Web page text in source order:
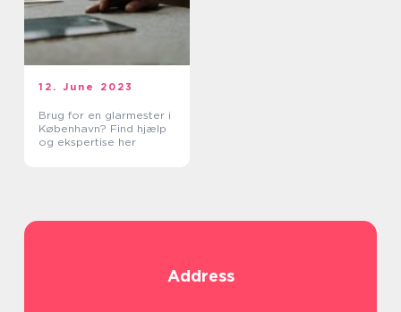
12. June 2023
Brug for en glarmester i
København? Find hjælp
og ekspertise her
Address